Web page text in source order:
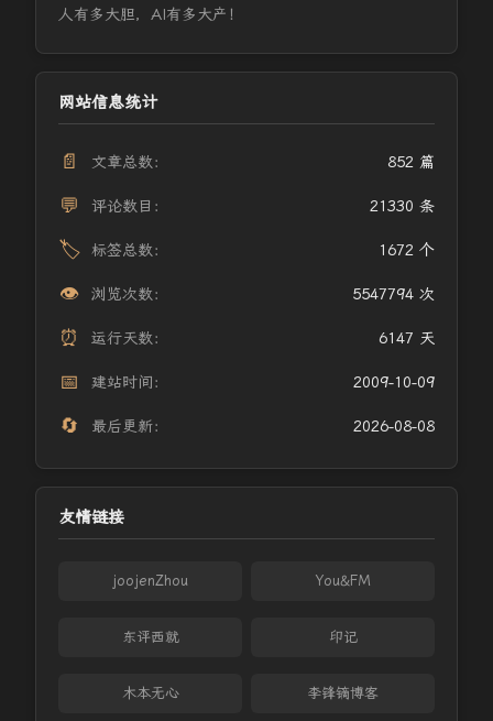
人有多大胆，AI有多大产！
网站信息统计
📄 文章总数： 852 篇
💬 评论数目： 21330 条
🏷️ 标签总数： 1672 个
👁️ 浏览次数： 5547794 次
⏰ 运行天数： 6147 天
📅 建站时间： 2009-10-09
🔄 最后更新： 2026-08-08
友情链接
joojenZhou You&FM
东评西就 印记
木本无心 李锋镝博客